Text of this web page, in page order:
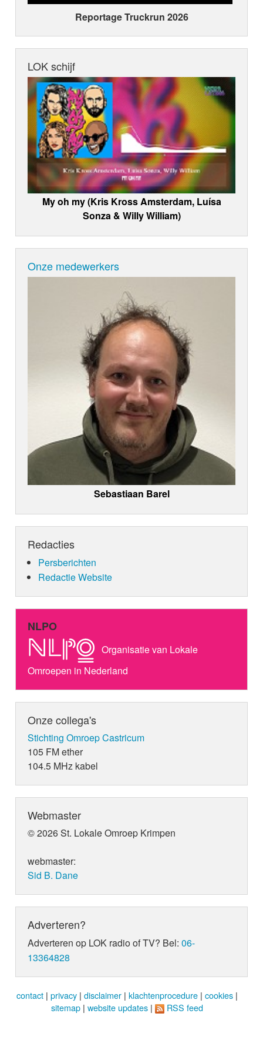
Reportage Truckrun 2026
LOK schijf
My oh my (Kris Kross Amsterdam, Luísa
Sonza & Willy William)
Onze medewerkers
Sebastiaan Barel
Redacties
Persberichten
Redactie Website
NLPO
Organisatie van Lokale
Omroepen in Nederland
Onze collega's
Stichting Omroep Castricum
105 FM ether
104.5 MHz kabel
Webmaster
© 2026 St. Lokale Omroep Krimpen
webmaster:
Sid B. Dane
Adverteren?
Adverteren op LOK radio of TV? Bel:06-
13364828
contact | privacy | disclaimer | klachtenprocedure | cookies |
sitemap | website updates | RSS feed